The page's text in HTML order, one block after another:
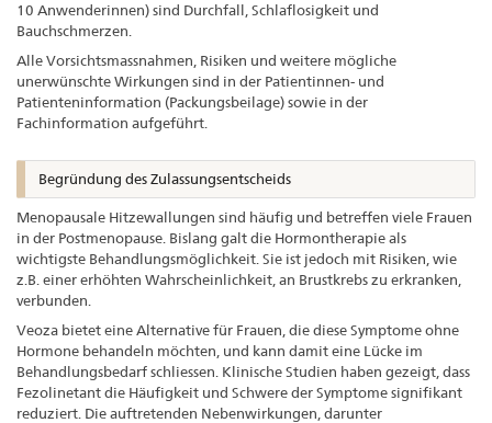
10 Anwenderinnen) sind Durchfall, Schlaflosigkeit und
Bauchschmerzen.
Alle Vorsichtsmassnahmen, Risiken und weitere mögliche
unerwünschte Wirkungen sind in der Patientinnen- und
Patienteninformation (Packungsbeilage) sowie in der
Fachinformation aufgeführt.
Begründung des Zulassungsentscheids
Menopausale Hitzewallungen sind häufig und betreffen viele Frauen
in der Postmenopause. Bislang galt die Hormontherapie als
wichtigste Behandlungsmöglichkeit. Sie ist jedoch mit Risiken, wie
z.B. einer erhöhten Wahrscheinlichkeit, an Brustkrebs zu erkranken,
verbunden.
Veoza bietet eine Alternative für Frauen, die diese Symptome ohne
Hormone behandeln möchten, und kann damit eine Lücke im
Behandlungsbedarf schliessen. Klinische Studien haben gezeigt, dass
Fezolinetant die Häufigkeit und Schwere der Symptome signifikant
reduziert. Die auftretenden Nebenwirkungen, darunter